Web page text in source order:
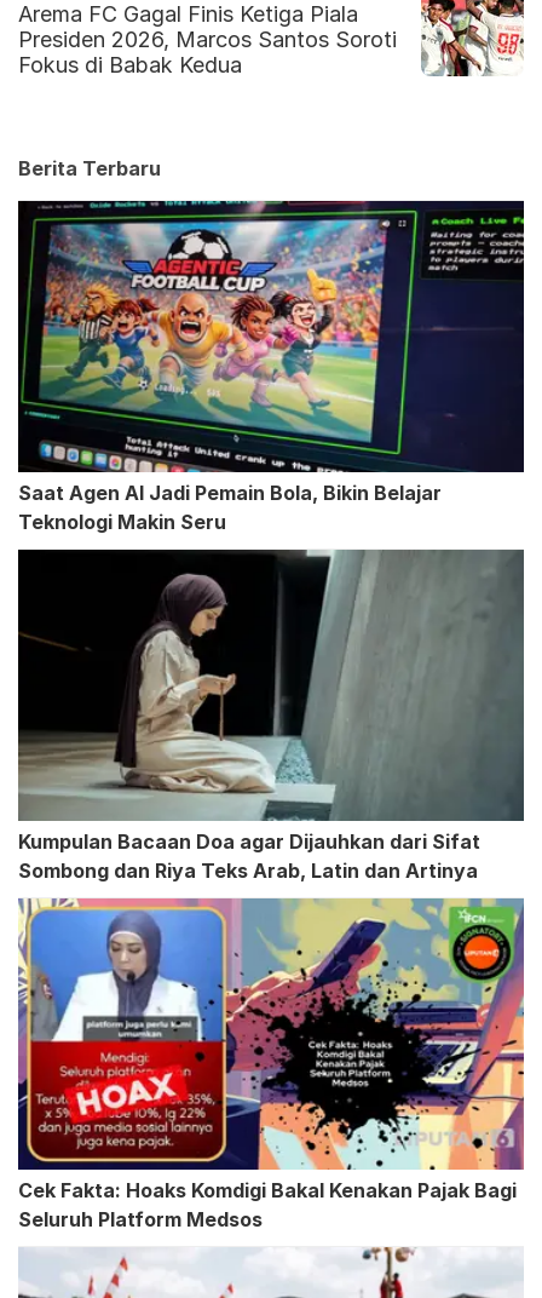
Arema FC Gagal Finis Ketiga Piala
Presiden 2026, Marcos Santos Soroti
Fokus di Babak Kedua
Berita Terbaru
Saat Agen AI Jadi Pemain Bola, Bikin Belajar
Teknologi Makin Seru
Kumpulan Bacaan Doa agar Dijauhkan dari Sifat
Sombong dan Riya Teks Arab, Latin dan Artinya
Cek Fakta: Hoaks Komdigi Bakal Kenakan Pajak Bagi
Seluruh Platform Medsos